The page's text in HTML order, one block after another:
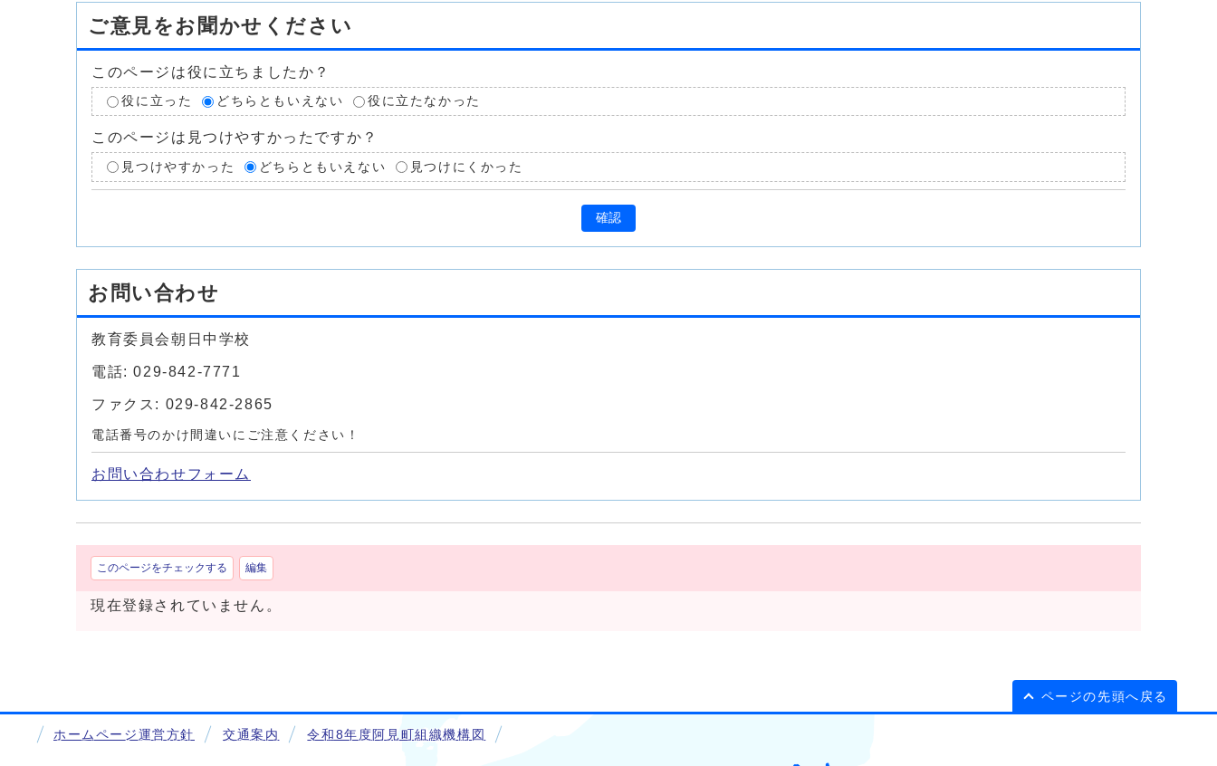
ご意見をお聞かせください
このページは役に立ちましたか？
役に立った どちらともいえない 役に立たなかった
このページは見つけやすかったですか？
見つけやすかった どちらともいえない 見つけにくかった
確認
お問い合わせ
教育委員会朝日中学校
電話: 029-842-7771
ファクス: 029-842-2865
電話番号のかけ間違いにご注意ください！
お問い合わせフォーム
このページをチェックする 編集
現在登録されていません。
ページの先頭へ戻る
ホームページ運営方針 交通案内 令和8年度阿見町組織機構図